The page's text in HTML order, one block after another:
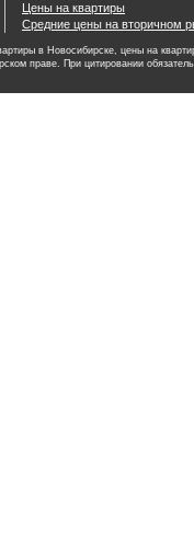
Цены на квартиры
Средние цены на вторичном
в Новосибирске, цены на
праве. При цитировании